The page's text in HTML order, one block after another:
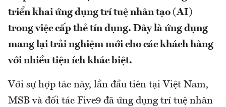
triển khai ứng dụng trí tuệ nhân tạo (AI)
trong việc cấp thẻ tín dụng. Đây là ứng dụng
mang lại trải nghiệm mới cho các khách hàng
với nhiều tiện ích khác biệt.
Với sự hợp tác này, lần đầu tiên tại Việt Nam,
MSB và đối tác Five9 đã ứng dụng trí tuệ nhân